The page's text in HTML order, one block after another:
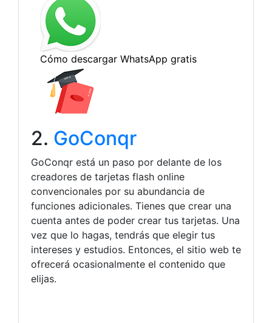
2. GoConqr
GoConqr está un paso por delante de los
creadores de tarjetas flash online
convencionales por su abundancia de
funciones adicionales. Tienes que crear una
cuenta antes de poder crear tus tarjetas. Una
vez que lo hagas, tendrás que elegir tus
intereses y estudios. Entonces, el sitio web te
ofrecerá ocasionalmente el contenido que
elijas.